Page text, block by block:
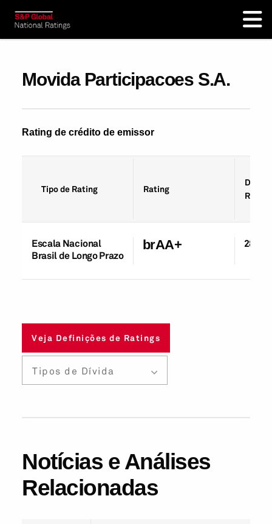
Movida Participacoes S.A.
Rating de crédito de emissor
Tipo de Rating Rating
Data
Rating
Escala Nacional
Brasil de Longo Prazo
brAA+ 28-
Veja Definições de Ratings
Tipos de Dívida
Notícias e Análises
Relacionadas